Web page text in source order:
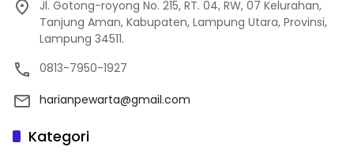
Jl. Gotong-royong No. 215, RT. 04, RW, 07 Kelurahan,
Tanjung Aman, Kabupaten, Lampung Utara, Provinsi,
Lampung 34511.
0813-7950-1927
harianpewarta@gmail.com
Kategori